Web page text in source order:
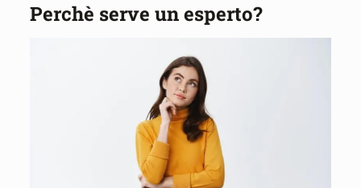
Perchè serve un esperto?